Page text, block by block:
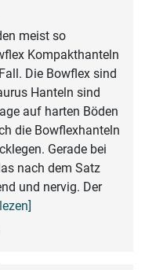
meist so
Kompakthanteln
Die Bowflex sind
Hanteln sind
auf harten Böden
die Bowflexhanteln
Gerade bei
nach dem Satz
und nervig. Der